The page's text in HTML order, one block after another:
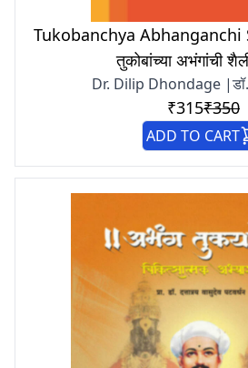
Tukobanchya
तुकोबांच्या अभंगांची
Dr. Dilip Dhondage |डॉ.
₹315₹350
ADD TO CART